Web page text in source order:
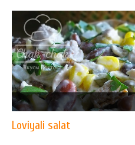
Loviyali salat